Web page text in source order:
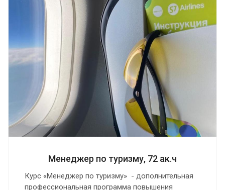
Менеджер по туризму, 72 ак.ч
Курс «Менеджер по туризму» - дополнительная
профессиональная программа повышения